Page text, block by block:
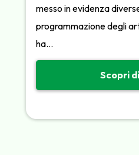
messo in evidenza
programmazione degli
ha…
Scopri